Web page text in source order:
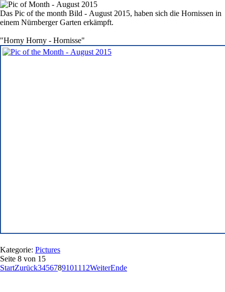
Das Pic of the month Bild - August 2015, haben sich die Hornissen in
einem Nürnberger Garten erkämpft.
"Horny Horny - Hornisse"
Kategorie: Pictures
Seite 8 von 15
StartZurück34567891011 12WeiterEnde